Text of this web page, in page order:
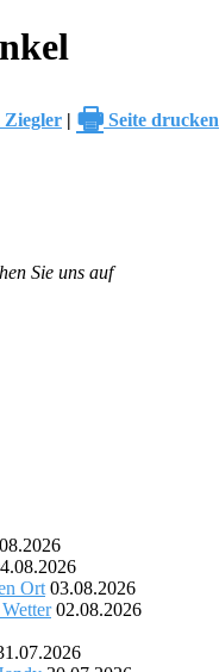
| 🖶 Seite drucken
Sie uns auf
Ort 03.08.2026
02.08.2026